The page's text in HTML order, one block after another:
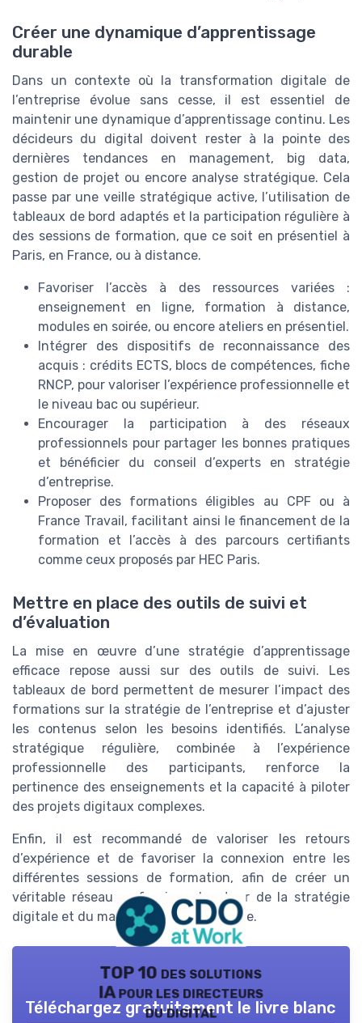
Créer une dynamique d’apprentissage
durable
Dans un contexte où la transformation digitale de
l’entreprise évolue sans cesse, il est essentiel de
maintenir une dynamique d’apprentissage continu. Les
décideurs du digital doivent rester à la pointe des
dernières tendances en management, big data,
gestion de projet ou encore analyse stratégique. Cela
passe par une veille stratégique active, l’utilisation de
tableaux de bord adaptés et la participation régulière à
des sessions de formation, que ce soit en présentiel à
Paris, en France, ou à distance.
Favoriser l’accès à des ressources variées :
enseignement en ligne, formation à distance,
modules en soirée, ou encore ateliers en présentiel.
Intégrer des dispositifs de reconnaissance des
acquis : crédits ECTS, blocs de compétences, fiche
RNCP, pour valoriser l’expérience professionnelle et
le niveau bac ou supérieur.
Encourager la participation à des réseaux
professionnels pour partager les bonnes pratiques
et bénéficier du conseil d’experts en stratégie
d’entreprise.
Proposer des formations éligibles au CPF ou à
France Travail, facilitant ainsi le financement de la
formation et l’accès à des parcours certifiants
comme ceux proposés par HEC Paris.
Mettre en place des outils de suivi et
d’évaluation
La mise en œuvre d’une stratégie d’apprentissage
efficace repose aussi sur des outils de suivi. Les
tableaux de bord permettent de mesurer l’impact des
formations sur la stratégie de l’entreprise et d’ajuster
les contenus selon les besoins identifiés. L’analyse
stratégique régulière, combinée à l’expérience
professionnelle des participants, renforce la
pertinence des enseignements et la capacité à piloter
des projets digitaux complexes.
Enfin, il est recommandé de valoriser les retours
d’expérience et de favoriser la connexion entre les
différentes sessions de formation, afin de créer un
véritable réseau professionnel autour de la stratégie
digitale et du management stratégique.
TOP 10 des solutions
IA pour les directeurs
du digital
Téléchargez gratuitement le livre blanc